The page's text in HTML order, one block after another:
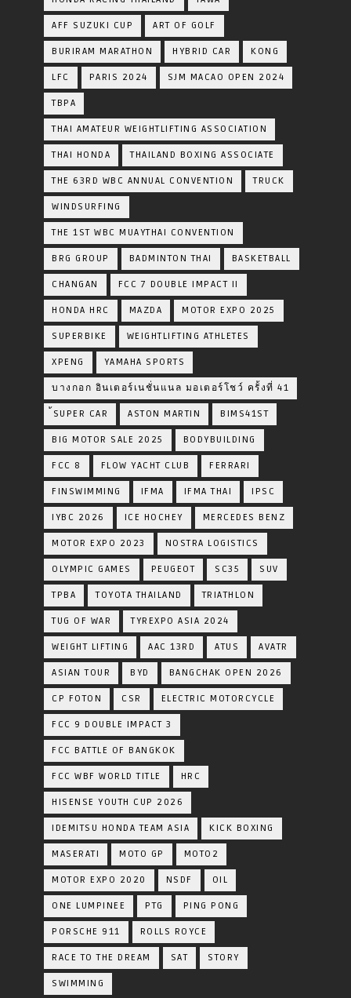
AFF SUZUKI CUP ART OF GOLF
BURIRAM MARATHON HYBRID CAR KONG
LFC PARIS 2024 SJM MACAO OPEN 2024
TBPA
THAI AMATEUR WEIGHTLIFTING ASSOCIATION
THAI HONDA THAILAND BOXING ASSOCIATE
THE 63RD WBC ANNUAL CONVENTION TRUCK
WINDSURFING
THE 1ST WBC MUAYTHAI CONVENTION
BRG GROUP BADMINTON THAI BASKETBALL
CHANGAN FCC 7 DOUBLE IMPACT II
HONDA HRC MAZDA MOTOR EXPO 2025
SUPERBIKE WEIGHTLIFTING ATHLETES
XPENG YAMAHA SPORTS
บางกอก อินเตอร์เนชั่นแนล มอเตอร์โชว์ ครั้งที่ 41
้SUPER CAR ASTON MARTIN BIMS41ST
BIG MOTOR SALE 2025 BODYBUILDING
FCC 8 FLOW YACHT CLUB FERRARI
FINSWIMMING IFMA IFMA THAI IPSC
IYBC 2026 ICE HOCHEY MERCEDES BENZ
MOTOR EXPO 2023 NOSTRA LOGISTICS
OLYMPIC GAMES PEUGEOT SC35 SUV
TPBA TOYOTA​ THAILAND​ TRIATHLON
TUG OF WAR TYREXPO ASIA 2024
WEIGHT LIFTING AAC 13RD ATUS AVATR
ASIAN TOUR BYD BANGCHAK OPEN 2026
CP FOTON CSR ELECTRIC MOTORCYCLE
FCC 9 DOUBLE IMPACT 3
FCC BATTLE OF BANGKOK
FCC WBF WORLD TITLE HRC
HISENSE YOUTH CUP 2026
IDEMITSU HONDA TEAM ASIA KICK BOXING
MASERATI MOTO GP MOTO2
MOTOR EXPO 2020 NSDF OIL
ONE LUMPINEE PTG PING PONG
PORSCHE 911 ROLLS ROYCE
RACE TO THE DREAM SAT STORY
SWIMMING